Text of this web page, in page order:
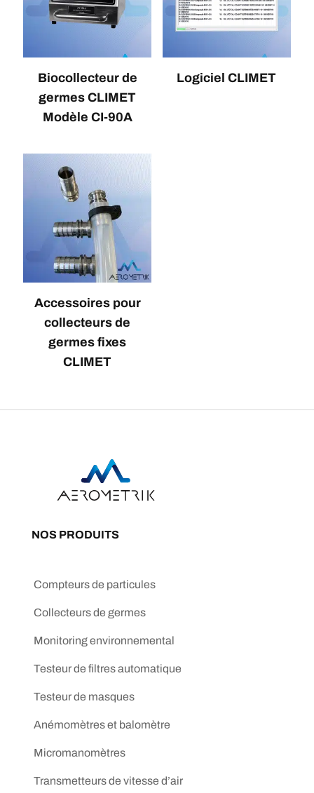
Biocollecteur de
germes CLIMET
Modèle CI-90A
Logiciel CLIMET
Accessoires pour
collecteurs de
germes fixes
CLIMET
NOS PRODUITS
Compteurs de particules
Collecteurs de germes
Monitoring environnemental
Testeur de filtres automatique
Testeur de masques
Anémomètres et balomètre
Micromanomètres
Transmetteurs de vitesse d’air